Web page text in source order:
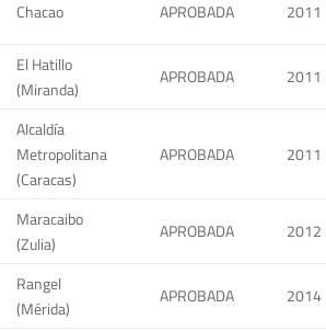
Chacao APROBADA 2011
El Hatillo
(Miranda)
APROBADA 2011
Alcaldía
Metropolitana
(Caracas)
APROBADA 2011
Maracaibo
(Zulia)
APROBADA 2012
Rangel
(Mérida)
APROBADA 2014